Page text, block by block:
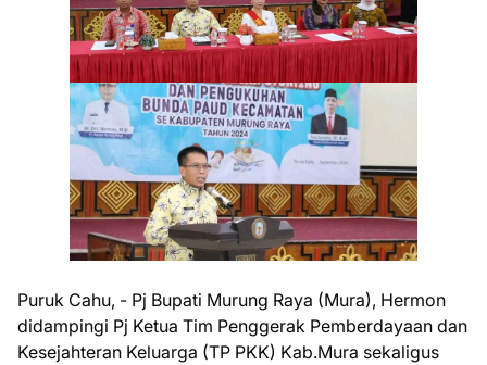
Puruk Cahu, - Pj Bupati Murung Raya (Mura), Hermon
didampingi Pj Ketua Tim Penggerak Pemberdayaan dan
Kesejahteran Keluarga (TP PKK) Kab.Mura sekaligus